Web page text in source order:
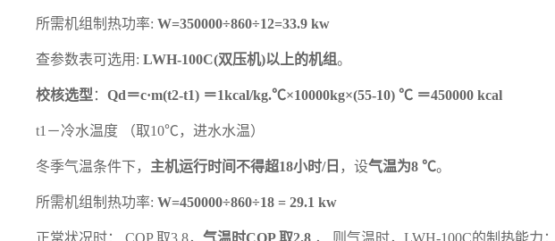
所需机组制热功率: W=350000÷860÷12=33.9 kw
查参数表可选用: LWH-100C(双压机)以上的机组。
校核选型 ： Qd＝c·m(t2-t1) ＝1kcal/kg.℃×10000kg×(55-10) ℃ ＝450000 kcal
t1－冷水温度 （取10℃，进水水温）
冬季气温条件下， 主机运行时间不得超18小时/日 ，设气温为8 ℃。
所需机组制热功率: W=450000÷860÷18 = 29.1 kw